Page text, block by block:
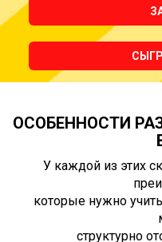
ОСОБЕННОСТИ
У каждой из этих
которые нужно
структурно